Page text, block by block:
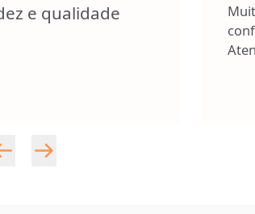
e qualidade